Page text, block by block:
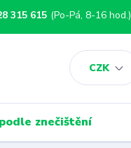
CZK
315 615 (Po-Pá, 8-16 hod.)
znečištění